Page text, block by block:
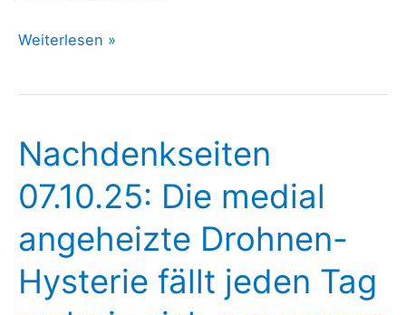
IMI-
2026/024:
Ökonomie
Drohnenkrieges
Weiterlesen »
Nachdenkseiten
07.10.25: Die medial
angeheizte Drohnen-
Hysterie fällt jeden Tag